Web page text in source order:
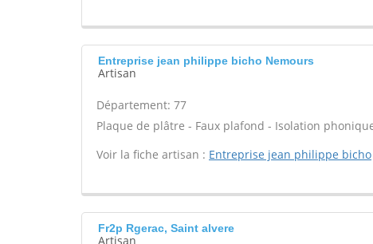
Entreprise jean philippe bicho Nemours
Artisan
Département: 77
Plaque de plâtre - Faux plafond - Isolation
Voir la fiche artisan : Entreprise jean philippe bicho
Fr2p Rgerac, Saint alvere
Artisan